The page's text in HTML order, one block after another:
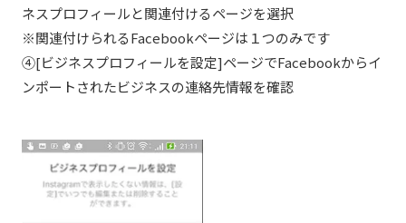
ネスプロフィールと関連付けるページを選択
※関連付けられるFacebookページは１つのみです
④[ビジネスプロフィールを設定]ページでFacebookからイ
ンポートされたビジネスの連絡先情報を確認